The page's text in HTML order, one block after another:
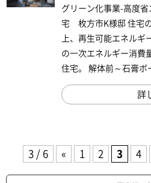
グリーン化事業-高度
宅 枚方市K様邸 住宅
上、再生可能エネルギ
の一次エネルギー消費
住宅。 解体前～石膏ボ
詳
3 / 6 « 1 2 3 4